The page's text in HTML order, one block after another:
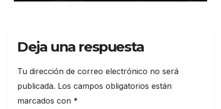
Deja una respuesta
Tu dirección de correo electrónico no será
publicada. Los campos obligatorios están
marcados con *